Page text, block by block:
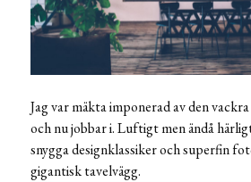
Jag var mäkta imponerad av den
och nu jobbar i. Luftigt men ändå
snygga designklassiker och superfin
gigantisk tavelvägg.